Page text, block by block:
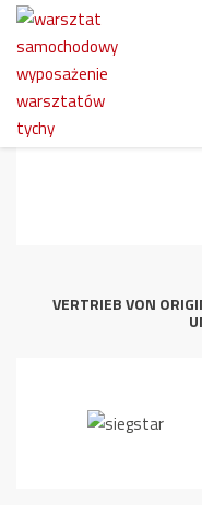
04-6_screen
VERTRIEB VON